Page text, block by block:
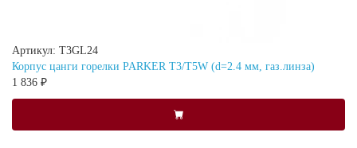
Артикул: T3GL24
Корпус цанги горелки PARKER T3/T5W (d=2.4 мм, газ.линза)
1 836 ₽